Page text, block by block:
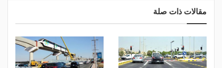
مقالات ذات صلة